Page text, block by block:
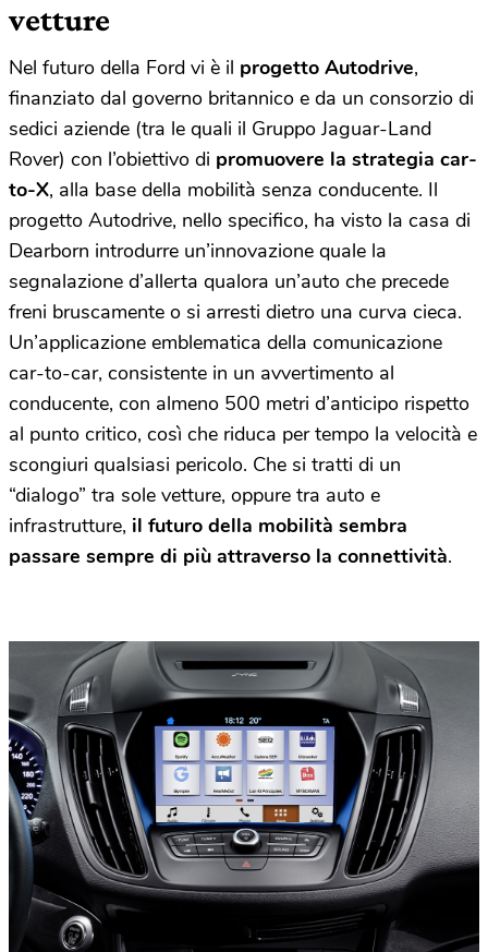
vetture
Nel futuro della Ford vi è il progetto Autodrive,
finanziato dal governo britannico e da un consorzio di
sedici aziende (tra le quali il Gruppo Jaguar-Land
Rover) con l’obiettivo di promuovere la strategia car-
to-X, alla base della mobilità senza conducente. Il
progetto Autodrive, nello specifico, ha visto la casa di
Dearborn introdurre un’innovazione quale la
segnalazione d’allerta qualora un’auto che precede
freni bruscamente o si arresti dietro una curva cieca.
Un’applicazione emblematica della comunicazione
car-to-car, consistente in un avvertimento al
conducente, con almeno 500 metri d’anticipo rispetto
al punto critico, così che riduca per tempo la velocità e
scongiuri qualsiasi pericolo. Che si tratti di un
“dialogo” tra sole vetture, oppure tra auto e
infrastrutture, il futuro della mobilità sembra
passare sempre di più attraverso la connettività.